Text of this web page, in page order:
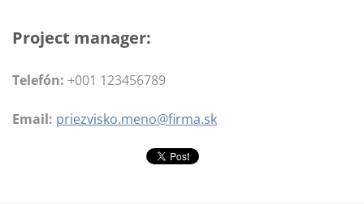
Project manager:
Telefón: +001 123456789
Email: priezvisko.meno@firma.sk